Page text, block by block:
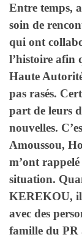
Entre temps,
soin de
qui ont
l’histoire afin
Haute
pas rasés.
part de leurs
nouvelles.
Amoussou,
m’ont
situation.
KEREKOU, il
avec des
famille du PR